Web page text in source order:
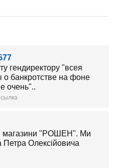
гендиректору "всея
о банкротстве на фоне
очень"..
магазини "РОШЕН". Ми
Петра Олексійовича